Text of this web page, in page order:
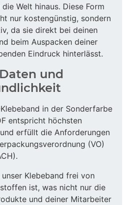
Welt hinaus. Diese Form
nur kostengünstig, sondern
da sie direkt bei deinen
beim Auspacken deiner
Eindruck hinterlässt.
und
in der Sonderfarbe
entspricht höchsten
erfüllt die Anforderungen
(VO)
Klebeband frei von
ist, was nicht nur die
und deiner Mitarbeiter